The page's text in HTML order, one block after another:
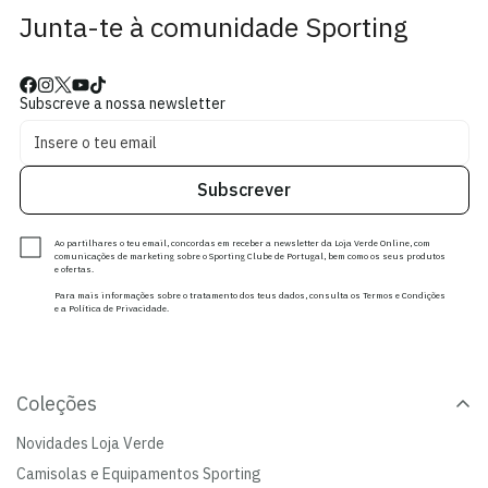
Junta-te à comunidade Sporting
Subscreve a nossa newsletter
Subscrever
Ao partilhares o teu email, concordas em receber a newsletter da Loja Verde Online, com
comunicações de marketing sobre o Sporting Clube de Portugal, bem como os seus produtos
e ofertas.
Para mais informações sobre o tratamento dos teus dados, consulta os Termos e Condições
e a Política de Privacidade.
Coleções
Novidades Loja Verde
Camisolas e Equipamentos Sporting